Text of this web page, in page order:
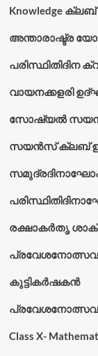
Knowledge
അന്താരാഷ്ട്ര
പരിസ്ഥിതിദിന
വായനക്കളരി
സോഷ്യൽ
സയൻസ് ക്ലബ്
രക്ഷാകർതൃ
കുട്ടികര്‍ഷകന്‍
Class X-